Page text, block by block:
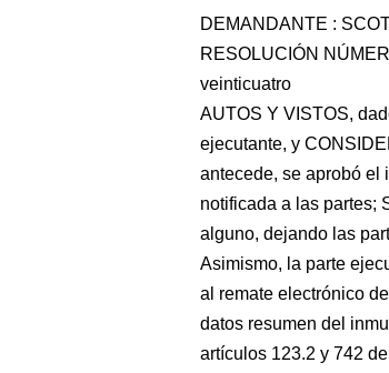
DEMANDANTE :
RESOLUCIÓN
veinticuatro
AUTOS Y VISTOS,
ejecutante, y
antecede, se aprobó el
notificada a las partes;
alguno, dejando las
Asimismo, la parte
al remate electrónico
datos resumen del
artículos 123.2 y 742